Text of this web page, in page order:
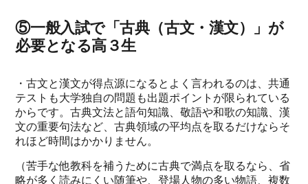
⑤一般入試で「古典（古文・漢文）」が
必要となる高３生
・古文と漢文が得点源になるとよく言われるのは、共通
テストも大学独自の問題も出題ポイントが限られている
からです。古典文法と語句知識、敬語や和歌の知識、漢
文の重要句法など、古典領域の平均点を取るだけならそ
れほど時間はかかりません。
（苦手な他教科を補うために古典で満点を取るなら、省
略が多く読みにくい随筆や、登場人物の多い物語、複数